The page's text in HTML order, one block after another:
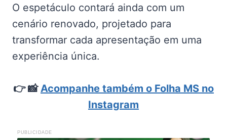
O espetáculo contará ainda com um
cenário renovado, projetado para
transformar cada apresentação em uma
experiência única.
👉 📸 Acompanhe também o Folha MS no
Instagram
PUBLICIDADE